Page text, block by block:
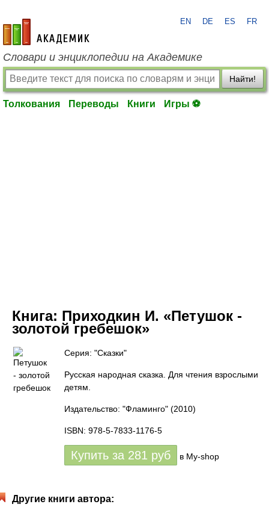
academic.ru
EN DE ES FR
Словари и энциклопедии на Академике
Найти!
Толкования Переводы Книги Игры ⚽
Книга: Приходкин И. «Петушок -
золотой гребешок»
Серия: "Сказки"
Русская народная сказка. Для чтения взрослыми
детям.
Издательство: "Фламинго" (2010)
ISBN: 978-5-7833-1176-5
Купить за 281 руб в My-shop
Другие книги автора: